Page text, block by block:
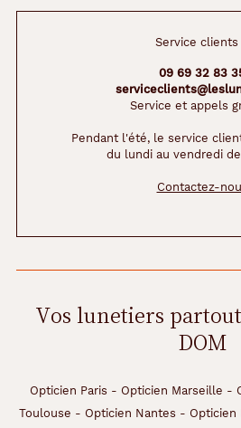
Amo
Service clients
09 69 32 83
Service et appels
Pendant l'été, le service
du lundi au vendredi de
Contactez-
Vos lunetiers
DOM
Opticien Paris - Opticien Marseille -
Toulouse - Opticien Nantes - Opticien